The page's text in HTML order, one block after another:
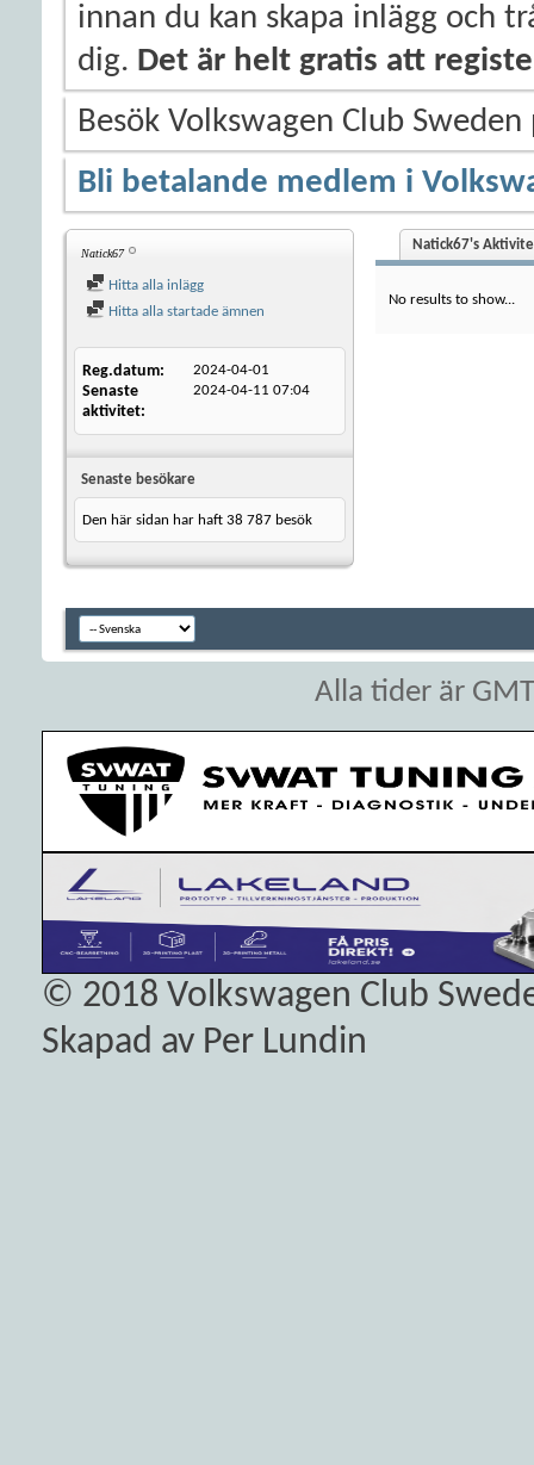
innan du kan skapa inlägg och
dig. Det är helt gratis att
Besök Volkswagen Club
Bli betalande medlem i
Natick67
Hitta alla inlägg
Hitta alla startade ämnen
Reg.datum 2024-04-01
Senaste
aktivitet
2024-04-11 07:04
Senaste besökare
Den här sidan har haft 38 787 besök
Natick67's
No results to show...
Alla tider är
© 2018 Volkswagen Club
Skapad av Per Lundin